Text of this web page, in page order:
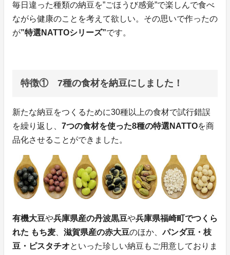
毎日違った種類の納豆を”ごほうび感覚”で楽しんで食べ
ながら健康のことを考えて欲しい。その思いで作ったの
が”特選NATTOシリーズ”です。
特徴① 7種の食材を納豆にしました！
新たな納豆をつくるために30種以上の食材で試行錯誤
を繰り返し、 7つの食材を使った8種の特選NATTOを商
品化させることができました。
有機大豆や兵庫県産の丹波黒豆や兵庫県福崎町でつくら
れた もち麦
滋賀県産の赤大豆のほか、パンダ豆・枝
豆・ピスタチオといった珍しい納豆もご用意しておりま